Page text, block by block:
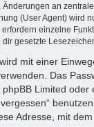
Änderungen an
(User Agent) wird
einzelne
dir gesetzte
mit einer
Das
Limited
Adresse, mit